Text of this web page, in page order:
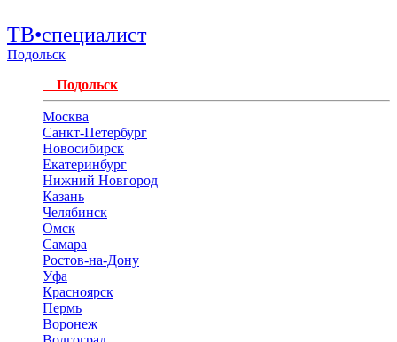
ТВ•специалист
Подольск
Подольск
Москва
Санкт-Петербург
Новосибирск
Екатеринбург
Нижний Новгород
Казань
Челябинск
Омск
Самара
Ростов-на-Дону
Уфа
Красноярск
Пермь
Воронеж